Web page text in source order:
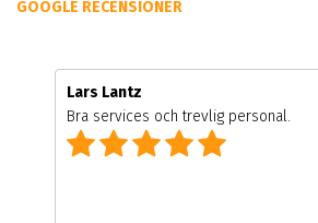
GOOGLE RECENSIONER
Lars Lantz
Bra services och trevlig personal.